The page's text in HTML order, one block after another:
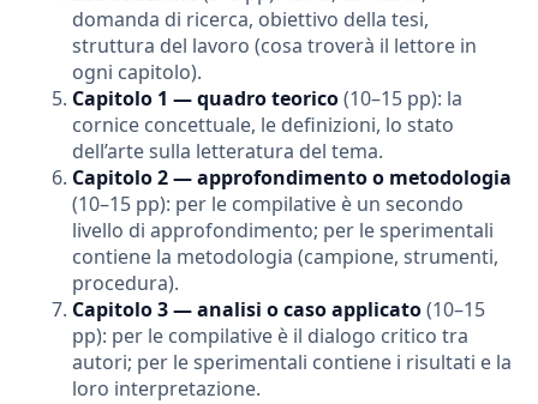
domanda di ricerca, obiettivo della tesi,
struttura del lavoro (cosa troverà il lettore in
ogni capitolo).
Capitolo 1 — quadro teorico(10–15 pp): la
cornice concettuale, le definizioni, lo stato
dell’arte sulla letteratura del tema.
Capitolo 2 — approfondimento o metodologia
(10–15 pp): per le compilative è un secondo
livello di approfondimento; per le sperimentali
contiene la metodologia (campione, strumenti,
procedura).
Capitolo 3 — analisi o caso applicato(10–15
pp): per le compilative è il dialogo critico tra
autori; per le sperimentali contiene i risultati e la
loro interpretazione.